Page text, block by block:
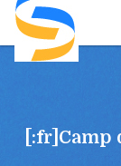
Skip
content
[:fr]Camp